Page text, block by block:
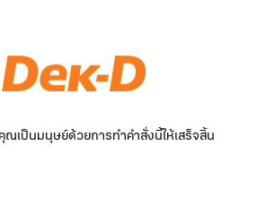
ณเป็นมนุษย์ด้วยการทำคำสั่งนี้ให้เสร็จสิ้น